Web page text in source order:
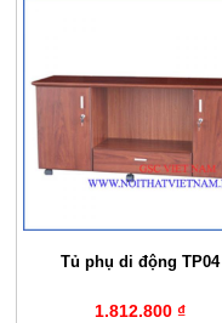
Tủ phụ di động TP04
1.812.800 ₫